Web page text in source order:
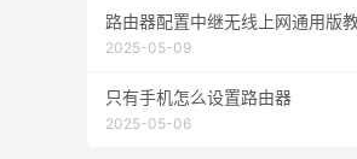
路由器配置中继无线上网通用版
2025-05-09
只有手机怎么设置路由器
2025-05-06